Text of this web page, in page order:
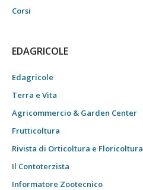
Corsi
EDAGRICOLE
Edagricole
Terra e Vita
Agricommercio & Garden Center
Frutticoltura
Rivista di Orticoltura e Floricoltura
Il Contoterzista
Informatore Zootecnico